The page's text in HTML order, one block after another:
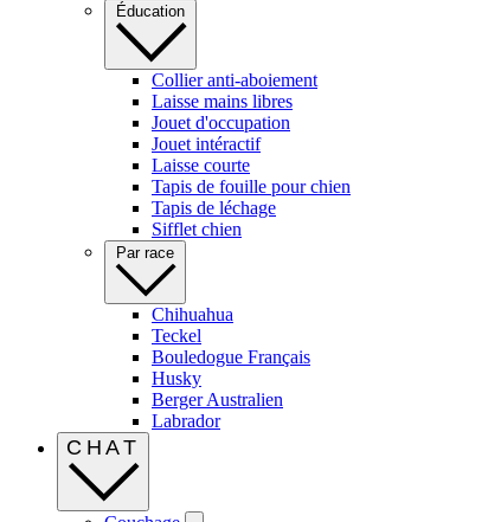
Éducation
Collier anti-aboiement
Laisse mains libres
Jouet d'occupation
Jouet intéractif
Laisse courte
Tapis de fouille pour chien
Tapis de léchage
Sifflet chien
Par race
Chihuahua
Teckel
Bouledogue Français
Husky
Berger Australien
Labrador
CHAT